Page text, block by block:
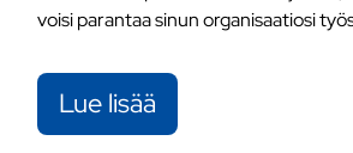
voisi parantaa sinun organisaatiosi
Lue lisää